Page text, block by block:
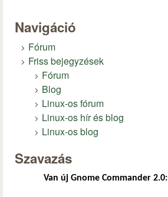
Navigáció
Fórum
Friss bejegyzések
Fórum
Blog
Linux-os fórum
Linux-os hír és blog
Linux-os blog
Szavazás
Van új Gnome Commander 2.0: